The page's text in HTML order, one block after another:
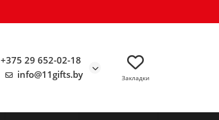
+375 29 652-02-18
info@11gifts.by
Закладки